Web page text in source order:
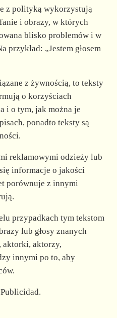
z polityką wykorzystują
i obrazy, w których
blisko problemów i w
przykład: „Jestem głosem
z żywnością, to teksty
o korzyściach
i o tym, jak można je
ponadto teksty są
reklamowymi odzieży lub
informacje o jakości
porównuje z innymi
przypadkach tym tekstom
lub głosy znanych
aktorki, aktorzy,
innymi po to, aby